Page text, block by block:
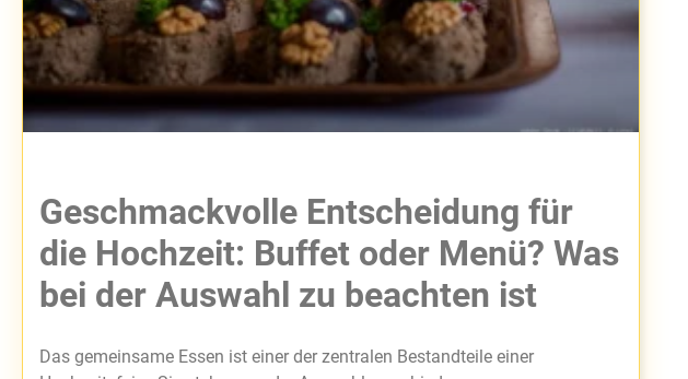
Geschmackvolle Entscheidung für
die Hochzeit: Buffet oder Menü? Was
bei der Auswahl zu beachten ist
Das gemeinsame Essen ist einer der zentralen Bestandteile einer